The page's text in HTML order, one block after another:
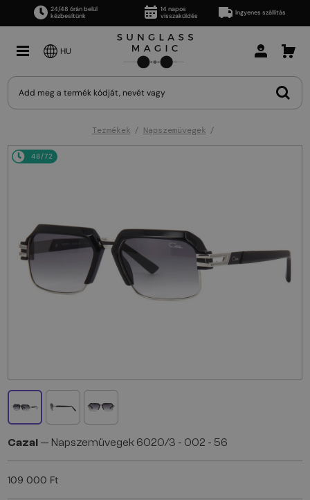
24/48 órán belül
kézbesítünk
14 napos
visszaküldés
Ingyenes szállítás
HU
Termékek Napszemüvegek
48/72
Cazal — Napszemüvegek 6020/3 - 002 - 56
109 000 Ft